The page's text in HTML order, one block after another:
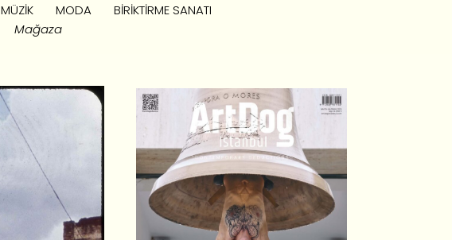
MÜZIK MODA
BIRIKTIRME SANATI
Mağaza